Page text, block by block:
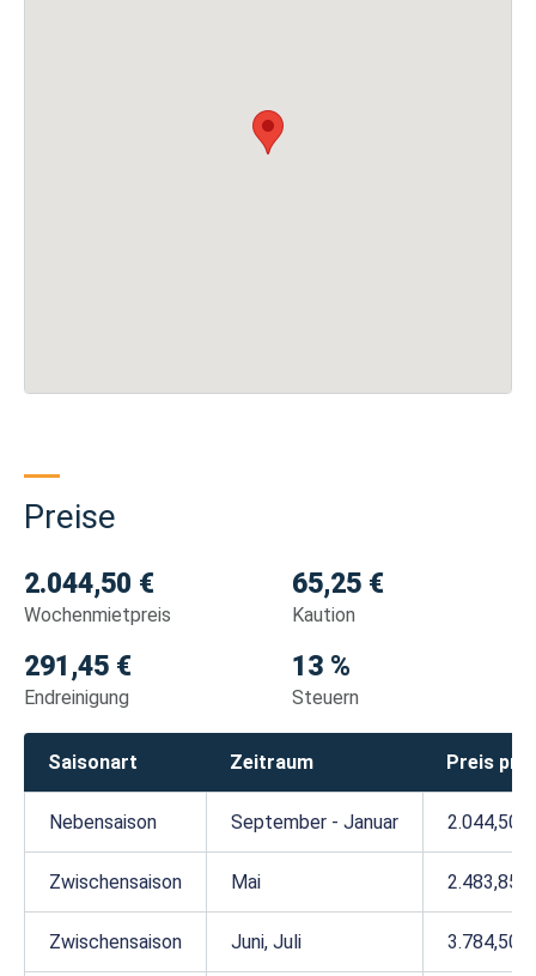
Preise
2.044,50 €
Wochenmietpreis
65,25 €
Kaution
291,45 €
Endreinigung
13 %
Steuern
Saisonart Zeitraum Preis pro
Nebensaison September - Januar 2.044,50 €
Zwischensaison Mai 2.483,85 €
Zwischensaison Juni, Juli 3.784,50 €